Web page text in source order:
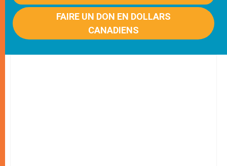
FAIRE UN DON EN DOLLARS
CANADIENS